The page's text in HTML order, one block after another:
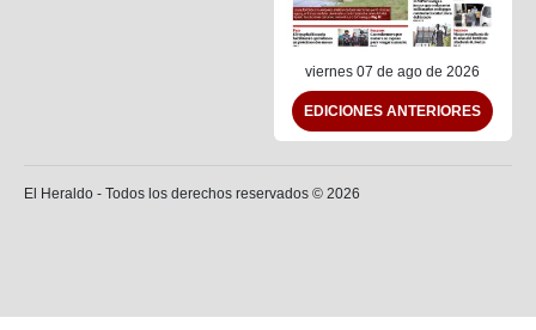
viernes 07 de ago de 2026
EDICIONES ANTERIORES
El Heraldo - Todos los derechos reservados © 2026